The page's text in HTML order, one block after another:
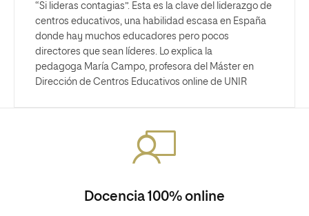
“Si lideras contagias”. Esta es la clave del liderazgo de
centros educativos, una habilidad escasa en España
donde hay muchos educadores pero pocos
directores que sean líderes. Lo explica la
pedagoga María Campo, profesora del Máster en
Dirección de Centros Educativos online de UNIR
Docencia 100% online